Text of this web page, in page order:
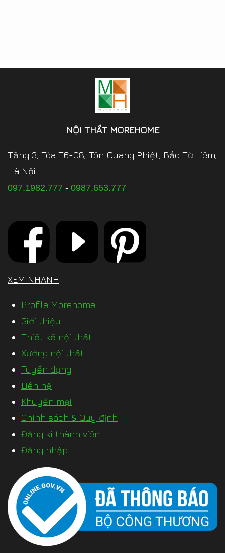
NỘI THẤT MOREHOME
Tầng 3, Tòa T6-08, Tôn Quang Phiệt, Bắc Từ Liêm,
Hà Nội.
097.1982.777 - 0987.653.777
XEM NHANH
Profile Morehome
Giới thiệu
Thiết kế nội thất
Xưởng nội thất
Tuyển dụng
Liên hệ
Khuyến mại
Chính sách & Quy định
Đăng kí thành viên
Đăng nhập